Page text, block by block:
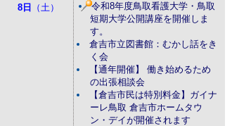
8日 （土）
令和8年度鳥取看護大学・鳥取
短期大学公開講座を開催しま
す。
倉吉市立図書館：むかし話をき
く会
【通年開催】 働き始めるため
の出張相談会
【倉吉市民は特別料金】ガイナ
ーレ鳥取 倉吉市ホームタウ
ン・デイが開催されます